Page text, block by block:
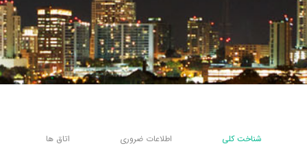
شناخت کلی اطلاعات ضروری اتاق ها